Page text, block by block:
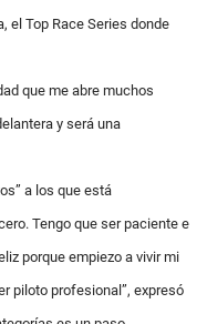
el Top Race Series donde
que me abre muchos
y será una
a los que está
Tengo que ser paciente e
porque empiezo a vivir mi
piloto profesional”, expresó